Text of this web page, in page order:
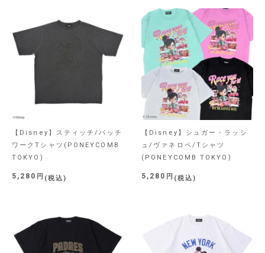
【Disney】スティッチ/パッチ
ワークTシャツ(PONEYCOMB
TOKYO)
5,280 税込
【Disney】シュガー・ラッシ
ュ/ヴァネロペ/Tシャツ
(PONEYCOMB TOKYO)
5,280 税込